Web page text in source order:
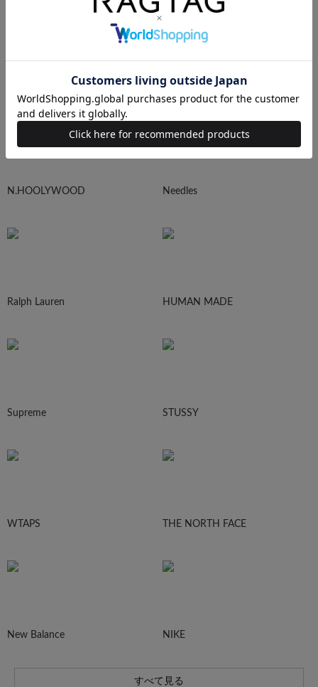
UNDERCOVER
N.HOOLYWOOD Needles
Ralph Lauren HUMAN MADE
Supreme STUSSY
WTAPS THE NORTH FACE
New Balance NIKE
すべて見る